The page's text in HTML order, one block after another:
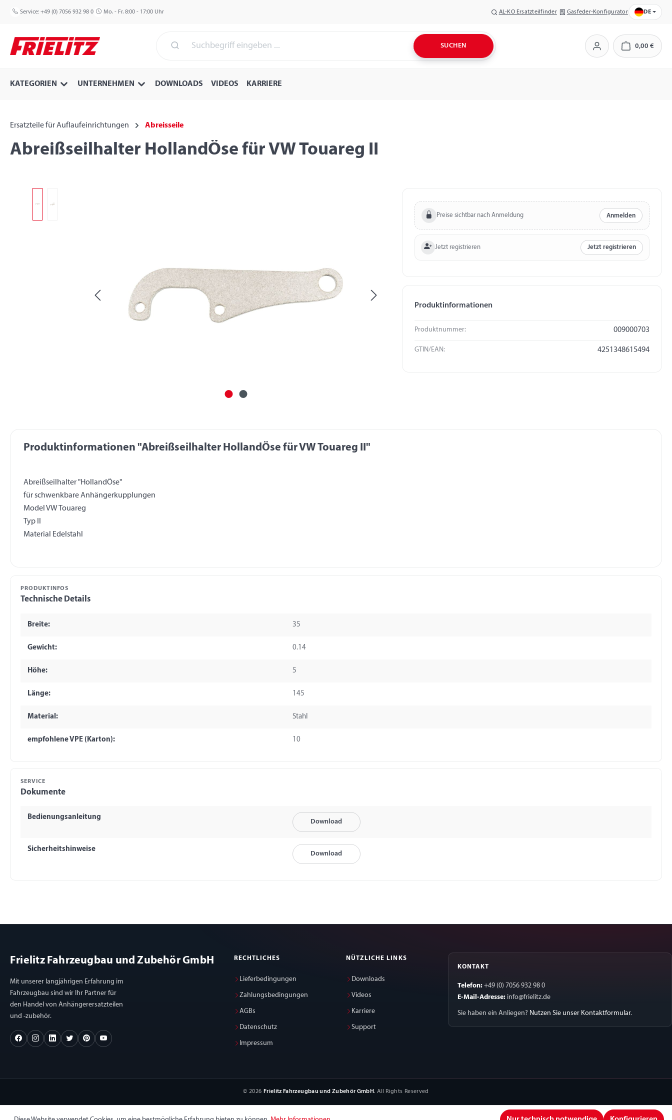
Hauptinhalt springen
Zur Suche springen
Zur Hauptnavigation springen
Service: +49 (0) 7056 932 98 0 Mo. - Fr. 8:00 - 17:00 Uhr AL-KO Ersatzteilfinder Gasfeder-Konfigurator DE
SUCHEN 0,00 €
KATEGORIEN UNTERNEHMEN DOWNLOADS VIDEOS KARRIERE
Ersatzteile für Auflaufeinrichtungen Abreisseile
Abreißseilhalter HollandÖse für VW Touareg II
Preise sichtbar nach Anmeldung Anmelden
Jetzt registrieren Jetzt registrieren
Produktinformationen
Produktnummer: 009000703
GTIN/EAN: 4251348615494
Produktinformationen "Abreißseilhalter HollandÖse für VW Touareg II"
Abreißseilhalter "HollandÖse"
für schwenkbare Anhängerkupplungen
Model VW Touareg
Typ II
PRODUKTINFOS
Technische Details
Breite: 35
Gewicht: 0.14
Höhe: 5
Länge: 145
Material: Stahl
empfohlene VPE (Karton): 10
SERVICE
Dokumente
Bedienungsanleitung
Download
Sicherheitshinweise
Download
Frielitz Fahrzeugbau und Zubehör GmbH
Mit unserer langjährigen Erfahrung im
Fahrzeugbau sind wir Ihr Partner für
den Handel von Anhängerersatzteilen
und -zubehör.
RECHTLICHES
Lieferbedingungen
Zahlungsbedingungen
AGBs
Datenschutz
Impressum
NÜTZLICHE LINKS
Downloads
Videos
Karriere
Support
KONTAKT
Telefon: +49 (0) 7056 932 98 0
E-Mail-Adresse: info@frielitz.de
Sie haben ein Anliegen? Nutzen Sie unser Kontaktformular.
© 2026 Frielitz Fahrzeugbau und Zubehör GmbH. All Rights Reserved